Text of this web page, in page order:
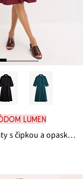
LUMEN
Košeľové šaty s čipkou a opaskom na zaviazanie